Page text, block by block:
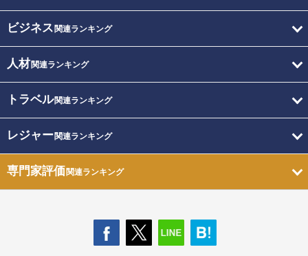
ビジネス 関連ランキング
人材関連ランキング
トラベル関連ランキング
レジャー関連ランキング
専門家評価関連ランキング